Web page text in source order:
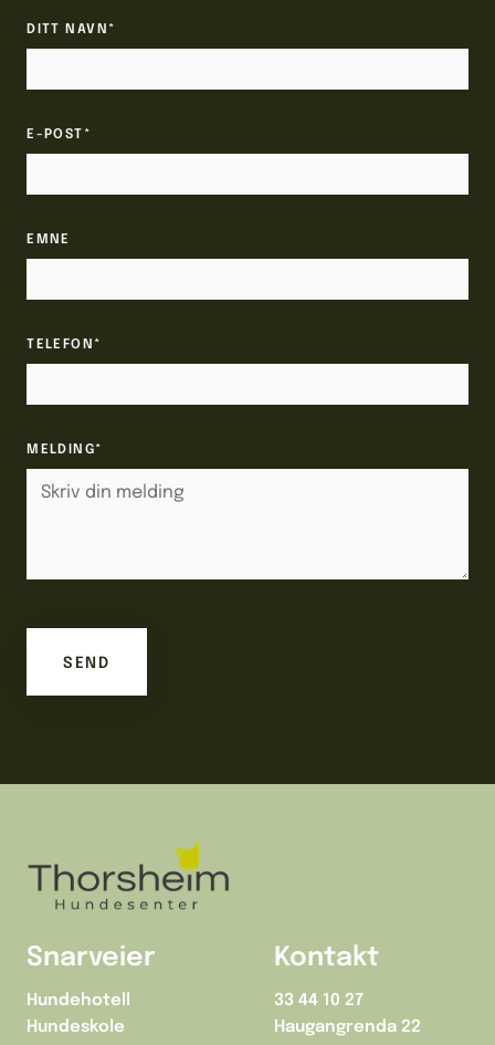
DITT NAVN*
E-POST*
EMNE
TELEFON*
MELDING*
Snarveier
Hundehotell
Hundeskole
Kontakt
33 44 10 27
Haugangrenda 22